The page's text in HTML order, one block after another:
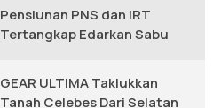
Pensiunan PNS dan IRT
Tertangkap Edarkan Sabu
GEAR ULTIMA Taklukkan
Tanah Celebes Dari Selatan